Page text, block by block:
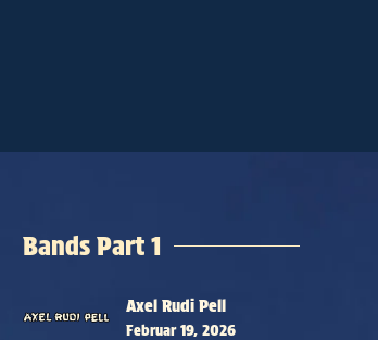
Bands Part 1
Axel Rudi Pell
Februar 19, 2026